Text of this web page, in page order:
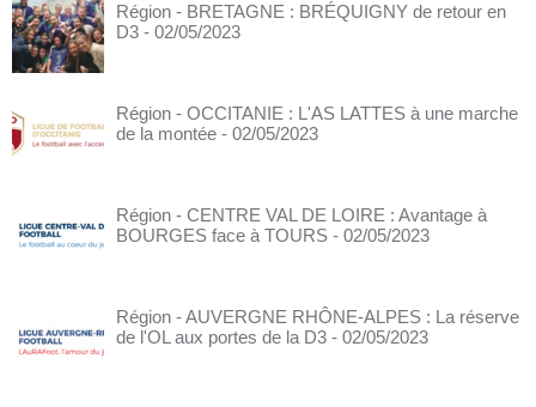
Région - BRETAGNE : BRÉQUIGNY de retour en
D3 - 02/05/2023
Région - OCCITANIE : L'AS LATTES à une marche
de la montée - 02/05/2023
Région - CENTRE VAL DE LOIRE : Avantage à
BOURGES face à TOURS - 02/05/2023
Région - AUVERGNE RHÔNE-ALPES : La réserve
de l'OL aux portes de la D3 - 02/05/2023